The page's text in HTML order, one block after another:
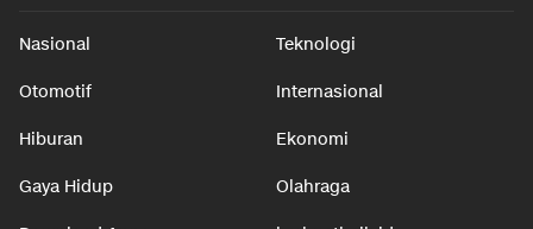
Nasional Teknologi
Otomotif Internasional
Hiburan Ekonomi
Gaya Hidup Olahraga